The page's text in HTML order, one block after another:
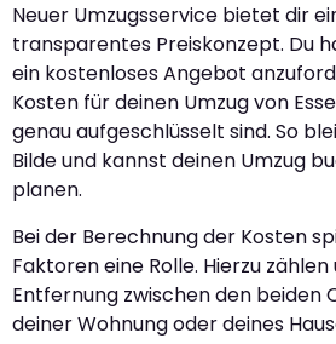
Neuer Umzugsservice bietet dir
transparentes Preiskonzept. Du
ein kostenloses Angebot
Kosten für deinen Umzug von
genau aufgeschlüsselt sind. So
Bilde und kannst deinen Umzug
planen.
Bei der Berechnung der Kosten
Faktoren eine Rolle. Hierzu
Entfernung zwischen den beiden
deiner Wohnung oder deines